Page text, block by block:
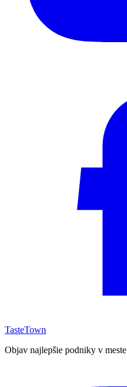
TasteTown
Objav najlepšie podniky v meste